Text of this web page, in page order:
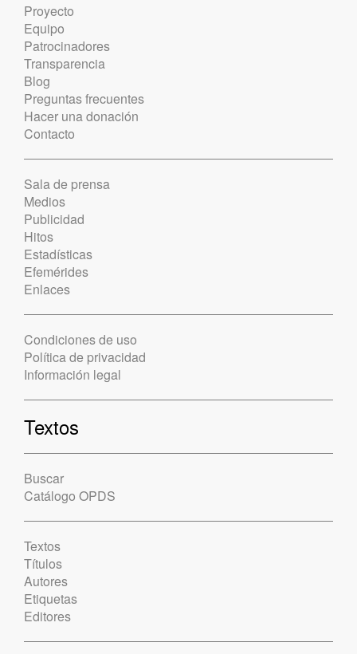
Proyecto
Equipo
Patrocinadores
Transparencia
Blog
Preguntas frecuentes
Hacer una donación
Contacto
Sala de prensa
Medios
Publicidad
Hitos
Estadísticas
Efemérides
Enlaces
Condiciones de uso
Política de privacidad
Información legal
Textos
Buscar
Catálogo OPDS
Textos
Títulos
Autores
Etiquetas
Editores